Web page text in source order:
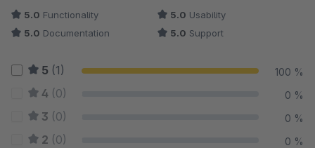
5.0 Functionality 5.0 Usability
5.0 Documentation 5.0 Support
5 (1) 100 %
4 (0) 0 %
3 (0) 0 %
2 (0) 0 %